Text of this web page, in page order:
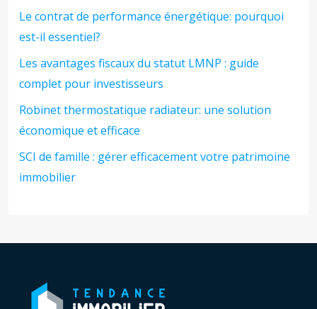
Le contrat de performance énergétique: pourquoi
est-il essentiel?
Les avantages fiscaux du statut LMNP : guide
complet pour investisseurs
Robinet thermostatique radiateur: une solution
économique et efficace
SCI de famille : gérer efficacement votre patrimoine
immobilier